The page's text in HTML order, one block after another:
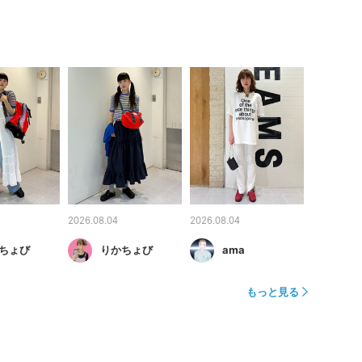
ょび
2026.08.04
りかちょび
2026.08.04
ama
もっと見る